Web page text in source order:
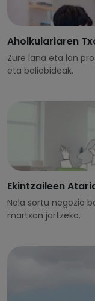
Aholkulariaren
Zure lana eta lan
eta baliabideak.
Ekintzaileen
Nola sortu negozio
martxan jartzeko.